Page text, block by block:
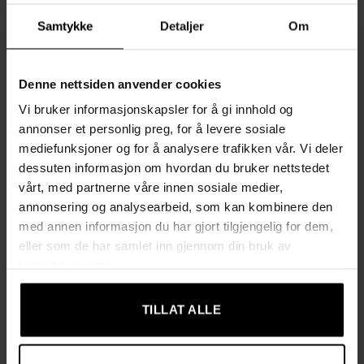
Samtykke Detaljer Om
Denne nettsiden anvender cookies
Vi bruker informasjonskapsler for å gi innhold og
annonser et personlig preg, for å levere sosiale
mediefunksjoner og for å analysere trafikken vår. Vi deler
dessuten informasjon om hvordan du bruker nettstedet
vårt, med partnerne våre innen sosiale medier,
annonsering og analysearbeid, som kan kombinere den
med annen informasjon du har gjort tilgjengelig for dem,
eller som de har samlet inn gjennom din bruk av
TILLAT ALLE
hengekøyen en trygg og holdbar løsning for hagen, terrassen
Egenskaper & fordeler
✔Stabil og sikker konstruksjon
Slitesterke flettede tau og et forsterket stoff gjør at
hengekøyen tåler opptil 250 kg – ideell for to personer.
Myk og holdbar materialmiks
Laget av 65 % bomull og 35 % polyester, noe som gir en
perfekt balanse mellom komfort, pusteevne og slitestyrke.
De 100 cm brede trestengene i hver ende holder hengekøyen
mer plass og en tryggere følelse når du ligger i den.